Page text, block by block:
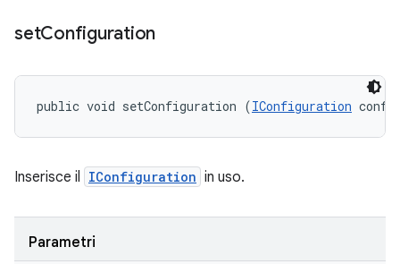
setConfiguration
public void setConfiguration (IConfiguration
Inserisce il IConfiguration in uso.
Parametri